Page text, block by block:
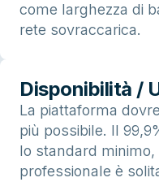
come larghezza di
rete sovraccarica.
Disponibilità /
La piattaforma
più possibile. Il
lo standard
professionale è